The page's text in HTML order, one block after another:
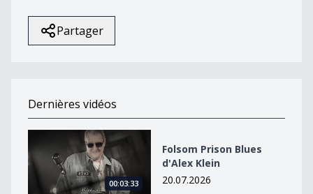
Partager
Dernières vidéos
Folsom Prison Blues d&#039;Alex Klein
00:03:33
Folsom Prison Blues
d'Alex Klein
20.07.2026